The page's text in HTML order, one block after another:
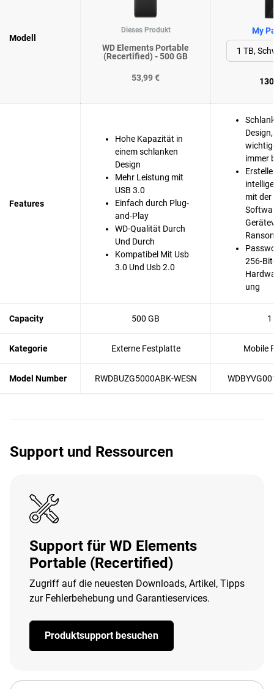
Modell
Dieses Produkt
WD Elements Portable
(Recertified) - 500 GB
53,99 €
My
Features
Hohe Kapazität in
einem schlanken
Design
Mehr Leistung mit
USB 3.0
Einfach durch Plug-
and-Play
WD-Qualität Durch
Und Durch
Kompatibel Mit Usb
3.0 Und Usb 2.0
immer
mit der
256-
ung
Capacity 500 GB 1
Kategorie Externe Festplatte Mobile
Model Number RWDBUZG5000ABK-WESN
Support und Ressourcen
Support für WD Elements
Portable (Recertified)
Zugriff auf die neuesten Downloads, Artikel, Tipps
zur Fehlerbehebung und Garantieservices.
Produktsupport besuchen